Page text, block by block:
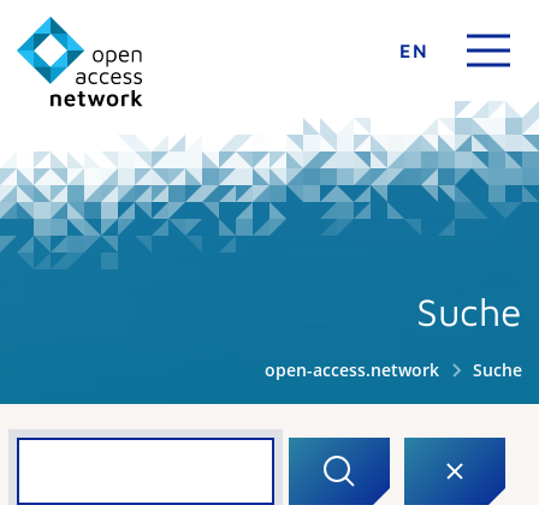
EN
Suche
open-access.network Suche